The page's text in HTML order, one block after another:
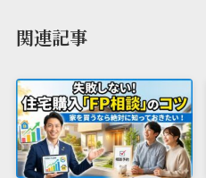
関連記事